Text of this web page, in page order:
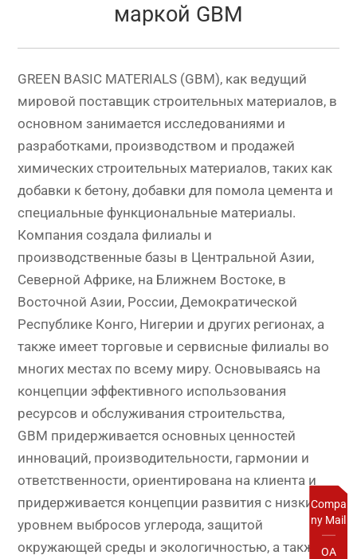
Compa
ny Mail
OA
маркой GBM
GREEN BASIC MATERIALS (GBM), как ведущий
мировой поставщик строительных материалов, в
основном занимается исследованиями и
разработками, производством и продажей
химических строительных материалов, таких как
добавки к бетону, добавки для помола цемента и
специальные функциональные материалы.
Компания создала филиалы и
производственные базы в Центральной Азии,
Северной Африке, на Ближнем Востоке, в
Восточной Азии, России, Демократической
Республике Конго, Нигерии и других регионах, а
также имеет торговые и сервисные филиалы во
многих местах по всему миру. Основываясь на
концепции эффективного использования
ресурсов и обслуживания строительства,
GBM придерживается основных ценностей
инноваций, производительности, гармонии и
ответственности, ориентирована на клиента и
придерживается концепции развития с низким
уровнем выбросов углерода, защитой
окружающей среды и экологичностью, а также